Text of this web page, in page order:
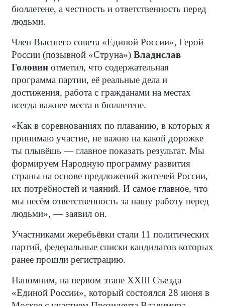
бюллетене, а честность и ответственность перед
людьми.
Член Высшего совета «Единой России», Герой
России (позывной «Струна») Владислав
Головин отметил, что содержательная
программа партии, её реальные дела и
достижения, работа с гражданами на местах
всегда важнее места в бюллетене.
«Как в соревнованиях по плаванию, в которых я
принимаю участие, не важно на какой дорожке
ты плывёшь — главное показать результат. Мы
формируем Народную программу развития
страны на основе предложений жителей России,
их потребностей и чаяний. И самое главное, что
мы несём ответственность за нашу работу перед
людьми», — заявил он.
Участниками жеребьёвки стали 11 политических
партий, федеральные списки кандидатов которых
ранее прошли регистрацию.
Напомним, на первом этапе XXIII Съезда
«Единой России», который состоялся 28 июня в